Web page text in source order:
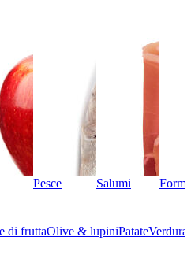
Pesce Salumi
di fruttaOlive & lupiniPatateVerdura